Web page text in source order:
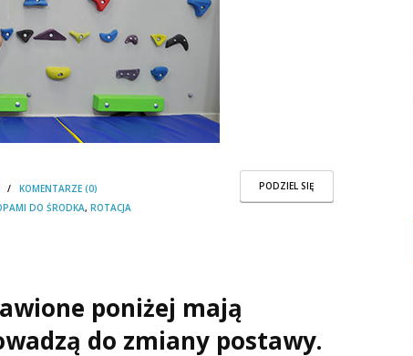
PODZIEL SIĘ
/ KOMENTARZE (0)
DO ŚRODKA, ROTACJA
poniżej mają
do zmiany postawy.